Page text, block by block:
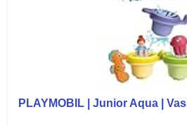
PLAYMOBIL | Junior Aqua |